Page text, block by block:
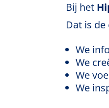
Bij het
Dat is
We
We
We
We